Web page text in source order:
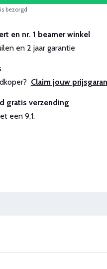
bezorgd
en nr. 1 beamer winkel
en 2 jaar garantie
Claim jouw
gratis verzending
een 9,1.